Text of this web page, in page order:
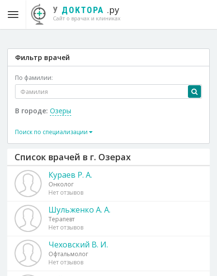
У ДОКТОРА .ру
Сайт о врачах и клиниках
Фильтр врачей
По фамилии:
В городе: Озеры
Поиск по специализации
Список врачей в г. Озерах
Кураев Р. А.
Онколог
Нет отзывов
Шульженко А. А.
Терапевт
Нет отзывов
Чеховский В. И.
Офтальмолог
Нет отзывов